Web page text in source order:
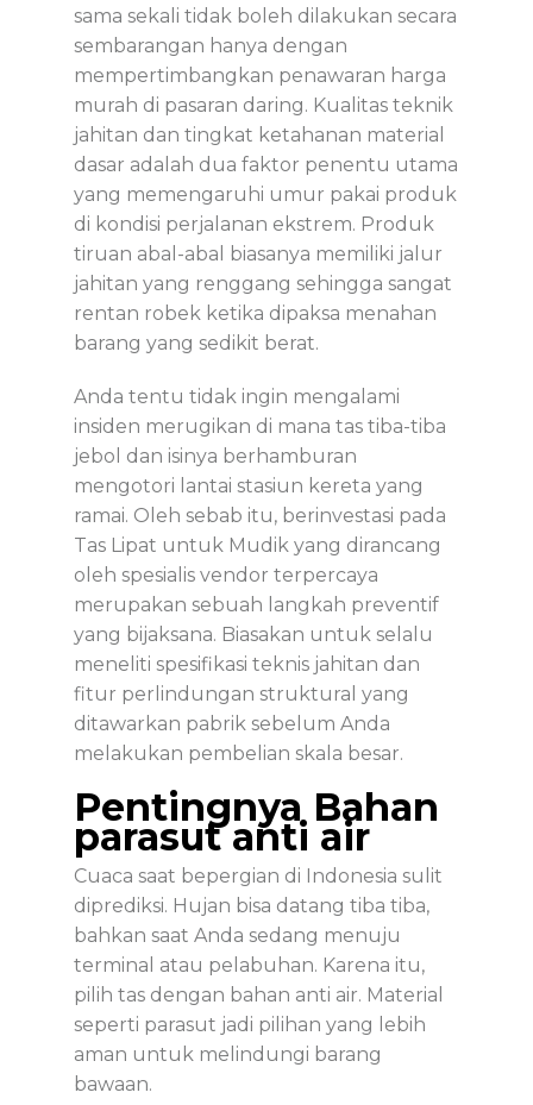
sama sekali tidak boleh dilakukan secara
sembarangan hanya dengan
mempertimbangkan penawaran harga
murah di pasaran daring. Kualitas teknik
jahitan dan tingkat ketahanan material
dasar adalah dua faktor penentu utama
yang memengaruhi umur pakai produk
di kondisi perjalanan ekstrem. Produk
tiruan abal-abal biasanya memiliki jalur
jahitan yang renggang sehingga sangat
rentan robek ketika dipaksa menahan
barang yang sedikit berat.
Anda tentu tidak ingin mengalami
insiden merugikan di mana tas tiba-tiba
jebol dan isinya berhamburan
mengotori lantai stasiun kereta yang
ramai. Oleh sebab itu, berinvestasi pada
Tas Lipat untuk Mudik yang dirancang
oleh spesialis vendor terpercaya
merupakan sebuah langkah preventif
yang bijaksana. Biasakan untuk selalu
meneliti spesifikasi teknis jahitan dan
fitur perlindungan struktural yang
ditawarkan pabrik sebelum Anda
melakukan pembelian skala besar.
Pentingnya Bahan
parasut anti air
Cuaca saat bepergian di Indonesia sulit
diprediksi. Hujan bisa datang tiba tiba,
bahkan saat Anda sedang menuju
terminal atau pelabuhan. Karena itu,
pilih tas dengan bahan anti air. Material
seperti parasut jadi pilihan yang lebih
aman untuk melindungi barang
bawaan.